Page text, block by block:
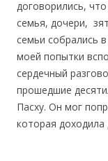
договорились,
семья, дочери,
семьи собрались
моей попытки
сердечный
прошедшие
Пасху. Он мог
которая